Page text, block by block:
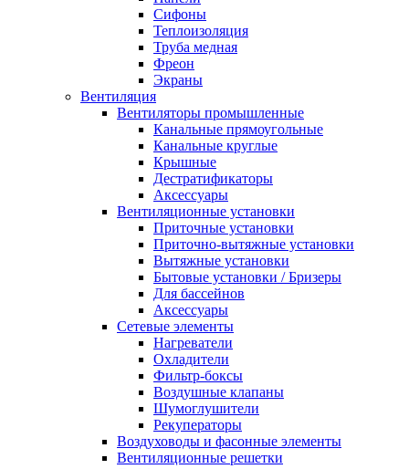
Сифоны
Теплоизоляция
Труба медная
Фреон
Экраны
Вентиляция
Вентиляторы промышленные
Канальные прямоугольные
Канальные круглые
Крышные
Дестратификаторы
Аксессуары
Вентиляционные установки
Приточные установки
Приточно-вытяжные установки
Вытяжные установки
Бытовые установки / Бризеры
Для бассейнов
Аксессуары
Сетевые элементы
Нагреватели
Охладители
Фильтр-боксы
Воздушные клапаны
Шумоглушители
Рекуператоры
Воздуховоды и фасонные элементы
Вентиляционные решетки